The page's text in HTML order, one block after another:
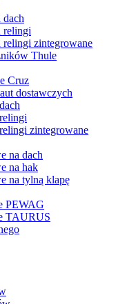
relingi
zintegrowane
Thule
Cruz
dostawczych
zintegrowane
na dach
na hak
na tylną klapę
PEWAG
TAURUS